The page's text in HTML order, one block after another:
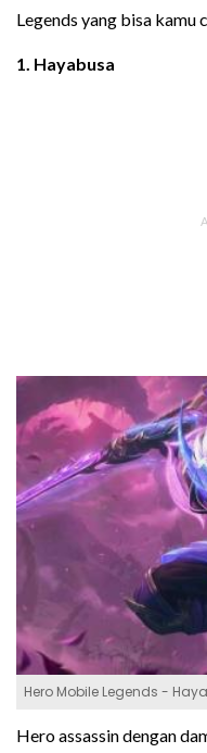
Legends yang bisa kamu
1. Hayabusa
Hero Mobile Legends -
Hero assassin dengan